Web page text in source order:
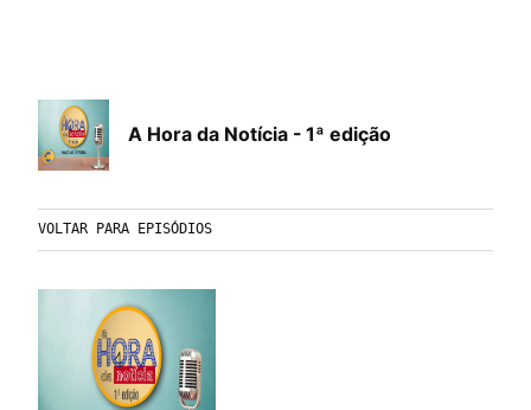
A Hora da Notícia - 1ª edição
VOLTAR PARA EPISÓDIOS